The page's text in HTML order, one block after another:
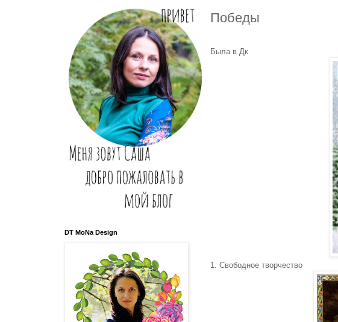
Победы
Была в Дк
1. Свободное творчество
DT MoNa Design